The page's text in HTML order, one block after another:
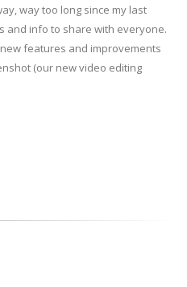
way too long since my last
and info to share with everyone.
features and improvements
(our new video editing